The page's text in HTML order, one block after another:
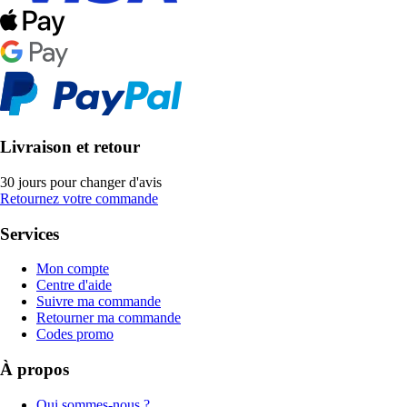
Livraison et retour
30 jours pour changer d'avis
Retournez votre commande
Services
Mon compte
Centre d'aide
Suivre ma commande
Retourner ma commande
Codes promo
À propos